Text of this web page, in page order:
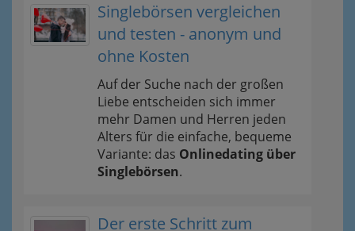
Singlebörsen vergleichen
und testen - anonym und
ohne Kosten
Auf der Suche nach der großen
Liebe entscheiden sich immer
mehr Damen und Herren jeden
Alters für die einfache, bequeme
Variante: das Onlinedating über
Singlebörsen.
Der erste Schritt zum